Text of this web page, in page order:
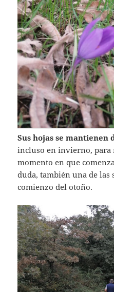
Sus hojas se
incluso en invierno,
momento en que
duda, también una de las
comienzo del otoño.